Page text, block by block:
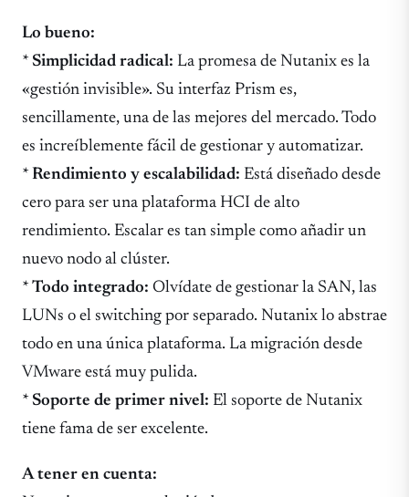
Lo bueno:
* Simplicidad radical: La promesa de Nutanix es la
«gestión invisible». Su interfaz Prism es,
sencillamente, una de las mejores del mercado. Todo
es increíblemente fácil de gestionar y automatizar.
* Rendimiento y escalabilidad: Está diseñado desde
cero para ser una plataforma HCI de alto
rendimiento. Escalar es tan simple como añadir un
nuevo nodo al clúster.
* Todo integrado: Olvídate de gestionar la SAN, las
LUNs o el switching por separado. Nutanix lo abstrae
todo en una única plataforma. La migración desde
VMware está muy pulida.
* Soporte de primer nivel: El soporte de Nutanix
tiene fama de ser excelente.
A tener en cuenta: